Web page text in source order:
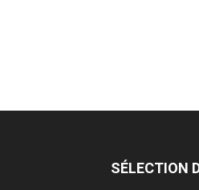
SÉLECTION